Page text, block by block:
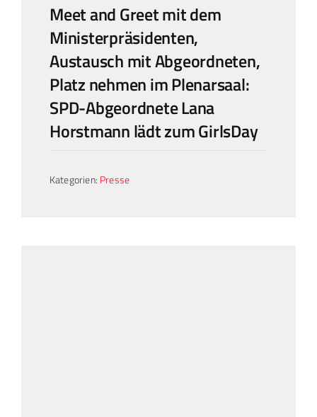
Meet and Greet mit dem
Ministerpräsidenten,
Austausch mit Abgeordneten,
Platz nehmen im Plenarsaal:
SPD-Abgeordnete Lana
Horstmann lädt zum GirlsDay
Kategorien: Presse